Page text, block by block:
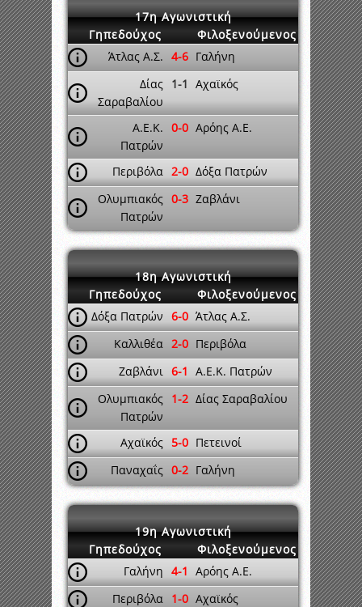
17η Αγωνιστική
Γηπεδούχος
Φιλοξενούμενος
Άτλας Α.Σ. 4-6 Γαλήνη
Δίας
Σαραβαλίου
1-1 Αχαϊκός
Α.Ε.Κ.
Πατρών
0-0 Αρόης Α.Ε.
Περιβόλα 2-0 Δόξα Πατρών
Ολυμπιακός
Πατρών
0-3 Ζαβλάνι
18η Αγωνιστική
Γηπεδούχος
Φιλοξενούμενος
Δόξα Πατρών 6-0 Άτλας Α.Σ.
Καλλιθέα 2-0 Περιβόλα
Ζαβλάνι 6-1 Α.Ε.Κ. Πατρών
Ολυμπιακός
Πατρών
1-2 Δίας Σαραβαλίου
Αχαϊκός 5-0 Πετεινοί
Παναχαΐς 0-2 Γαλήνη
19η Αγωνιστική
Γηπεδούχος
Φιλοξενούμενος
Γαλήνη 4-1 Αρόης Α.Ε.
Περιβόλα 1-0 Αχαϊκός